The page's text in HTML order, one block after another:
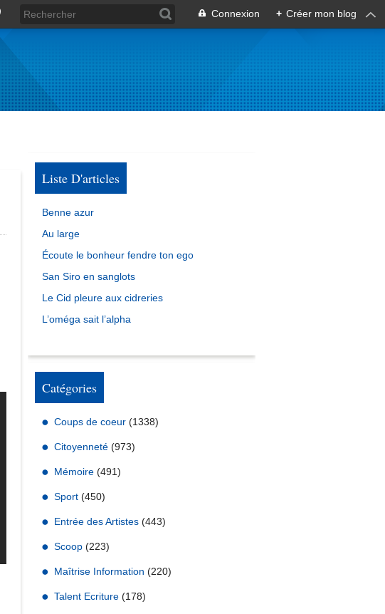
Connexion + Créer mon blog
Liste D'articles
Benne azur
Au large
Écoute le bonheur fendre ton ego
San Siro en sanglots
Le Cid pleure aux cidreries
L’oméga sait l’alpha
Catégories
Coups de coeur (1338)
Citoyenneté (973)
Mémoire (491)
Sport (450)
Entrée des Artistes (443)
Scoop (223)
Maîtrise Information (220)
Talent Ecriture (178)